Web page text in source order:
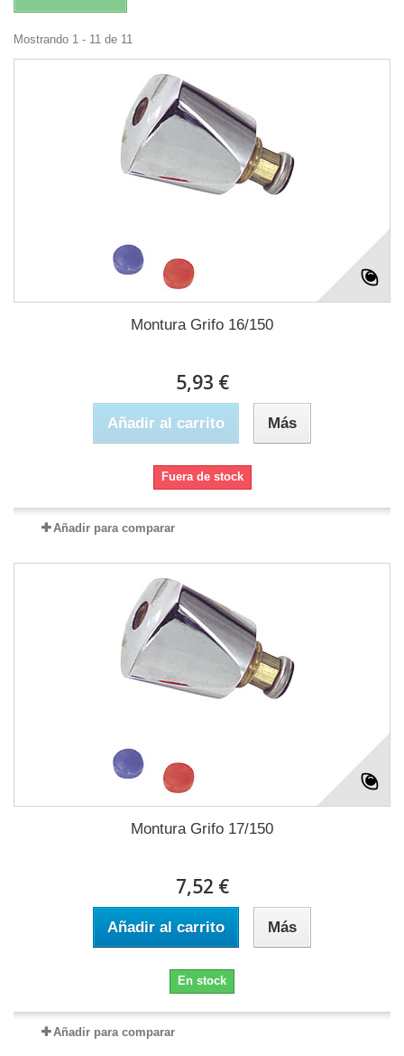
Mostrando 1 - 11 de 11
Montura Grifo 16/150
5,93 €
Añadir al carrito Más
Fuera de stock
Añadir para comparar
Montura Grifo 17/150
7,52 €
Añadir al carrito Más
En stock
Añadir para comparar